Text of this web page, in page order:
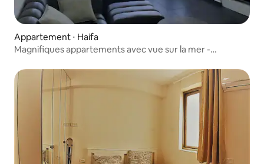
Appartement ⋅ Haifa
Magnifiques appartements avec vue sur la mer -